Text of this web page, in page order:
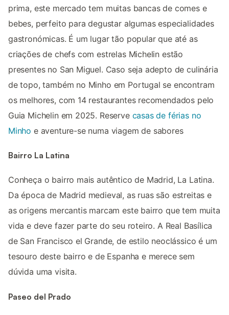
prima, este mercado tem muitas bancas de comes e
bebes, perfeito para degustar algumas especialidades
gastronómicas. É um lugar tão popular que até as
criações de chefs com estrelas Michelin estão
presentes no San Miguel. Caso seja adepto de culinária
de topo, também no Minho em Portugal se encontram
os melhores, com 14 restaurantes recomendados pelo
Guia Michelin em 2025. Reserve casas de férias no
Minho e aventure-se numa viagem de sabores
Bairro La Latina
Conheça o bairro mais autêntico de Madrid, La Latina.
Da época de Madrid medieval, as ruas são estreitas e
as origens mercantis marcam este bairro que tem muita
vida e deve fazer parte do seu roteiro. A Real Basílica
de San Francisco el Grande, de estilo neoclássico é um
tesouro deste bairro e de Espanha e merece sem
dúvida uma visita.
Paseo del Prado